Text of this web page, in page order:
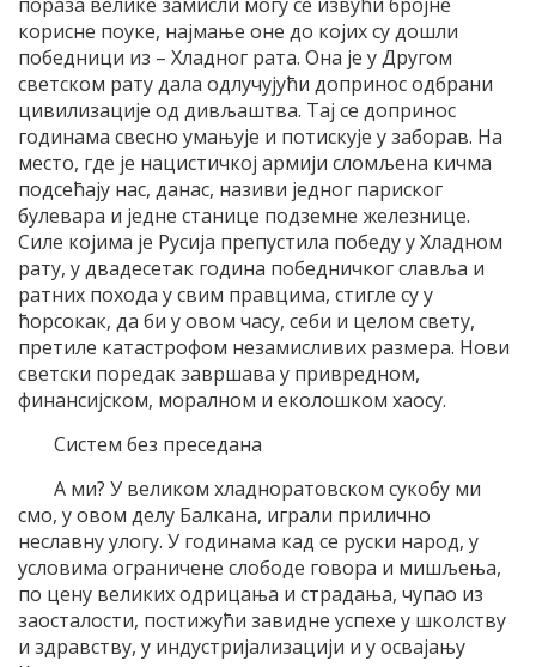
корисне поуке, најмање оне до којих су дошли
победници из – Хладног рата. Она је у Другом
светском рату дала одлучујући допринос одбрани
цивилизације од дивљаштва. Тај се допринос
годинама свесно умањује и потискује у заборав. На
место, где је нацистичкој армији сломљена кичма
подсећају нас, данас, називи једног париског
булевара и једне станице подземне железнице.
Силе којима је Русија препустила победу у Хладном
рату, у двадесетак година победничког славља и
ратних похода у свим правцима, стигле су у
ћорсокак, да би у овом часу, себи и целом свету,
претиле катастрофом незамисливих размера. Нови
светски поредак завршава у привредном,
финансијском, моралном и еколошком хаосу.
Систем без преседана
А ми? У великом хладноратовском сукобу ми
смо, у овом делу Балкана, играли прилично
неславну улогу. У годинама кад се руски народ, у
условима ограничене слободе говора и мишљења,
по цену великих одрицања и страдања, чупао из
заосталости, постижући завидне успехе у школству
и здравству, у индустријализацији и у освајању